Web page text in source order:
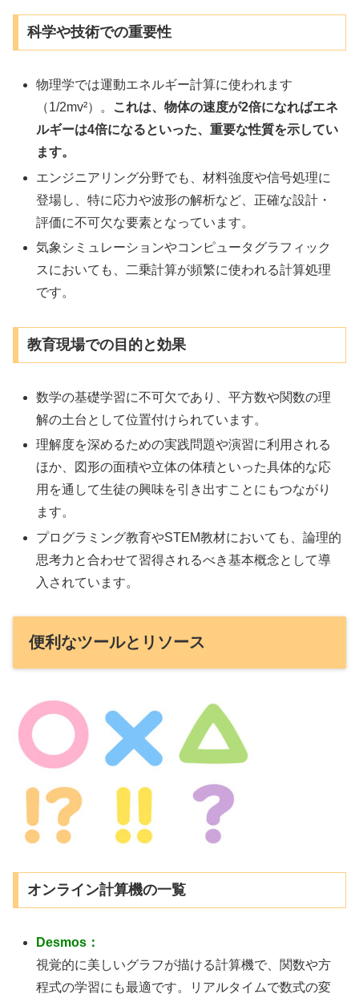
科学や技術での重要性
物理学では運動エネルギー計算に使われます
（1/2mv²）。
これは、物体の速度が2倍になればエネ
ルギーは4倍になるといった、重要な性質を示してい
ます。
エンジニアリング分野でも、材料強度や信号処理に
登場し、特に応力や波形の解析など、正確な設計・
評価に不可欠な要素となっています。
気象シミュレーションやコンピュータグラフィック
スにおいても、二乗計算が頻繁に使われる計算処理
です。
教育現場での目的と効果
数学の基礎学習に不可欠であり、平方数や関数の理
解の土台として位置付けられています。
理解度を深めるための実践問題や演習に利用される
ほか、図形の面積や立体の体積といった具体的な応
用を通して生徒の興味を引き出すことにもつながり
ます。
プログラミング教育やSTEM教材においても、論理的
思考力と合わせて習得されるべき基本概念として導
入されています。
便利なツールとリソース
オンライン計算機の一覧
Desmos：
視覚的に美しいグラフが描ける計算機で、関数や方
程式の学習にも最適です。リアルタイムで数式の変